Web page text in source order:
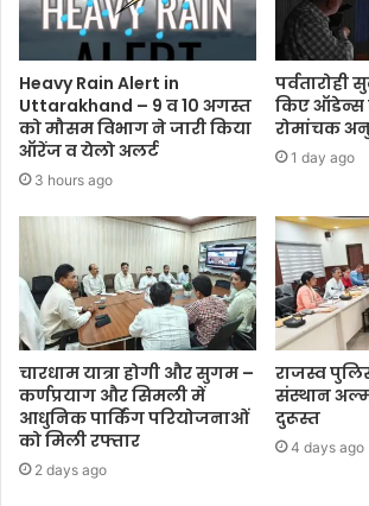
Heavy Rain Alert in
Uttarakhand – 9 व 10 अगस्त
को मौसम विभाग ने जारी किया
ऑरेंज व येलो अलर्ट
3 hours ago
किए
रोमांचक
1 day ago
चारधाम यात्रा होगी और सुगम –
कर्णप्रयाग और सिमली में
आधुनिक पार्किंग परियोजनाओं
को मिली रफ्तार
2 days ago
राजस्व
संस्थान
दुरूस्त
4 days ago